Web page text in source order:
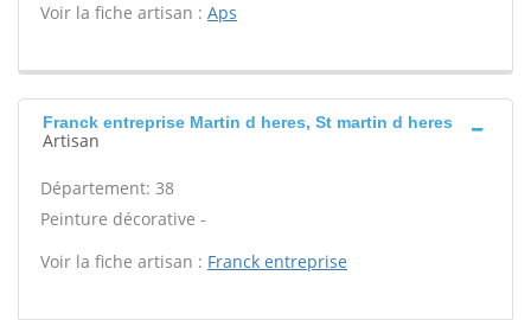
Voir la fiche artisan : Aps
Franck entreprise Martin d heres, St martin d heres
Artisan
Département: 38
Peinture décorative -
Voir la fiche artisan : Franck entreprise